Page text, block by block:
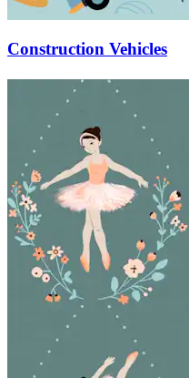
Construction Vehicles